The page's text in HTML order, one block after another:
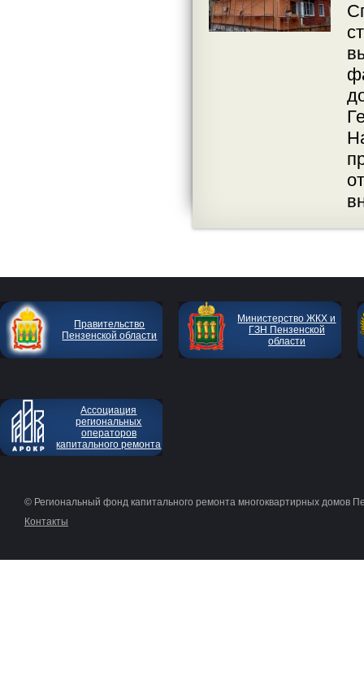
Правительство
Пензенской области
Министерство ЖКХ и
ГЗН Пензенской
области
Ассоциация
региональных
операторов
капитального ремонта
© Региональный фонд капитального ремонта многоквартирных домов
Контакты